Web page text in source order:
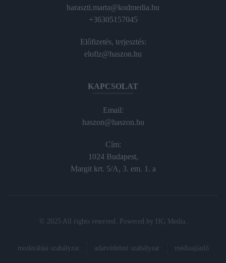
haraszti.marta@kodmedia.hu
+36305157045
Előfizetés, terjesztés:
elofiz@haszon.hu
KAPCSOLAT
Email:
haszon@haszon.hu
Cím:
1024 Budapest,
Margit krt. 5/A, 3. em. 1. a
© 2025 All rights reserved. Powered by HG Media
moderálási szabályzat adatvédelmi szabályzat médiaajánló